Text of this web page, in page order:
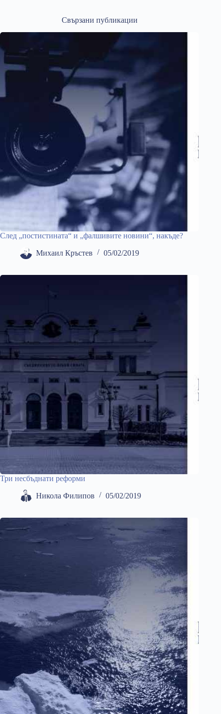
Свързани публикации
След „постистината“ и „фалшивите новини“, накъде?
Михаил Кръстев 05/02/2019
Три несбъднати реформи
Никола Филипов 05/02/2019